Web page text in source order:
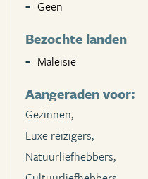
Geen
Bezochte landen
Maleisie
Aangeraden voor:
Gezinnen,
Luxe reizigers,
Natuurliefhebbers,